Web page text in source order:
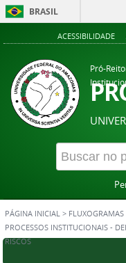
BRASIL
ACESSIBILIDADE
Pró-
PÁGINA INICIAL > FLUXOGRAMAS
PROCESSOS INSTITUCIONAIS -
RISCOS